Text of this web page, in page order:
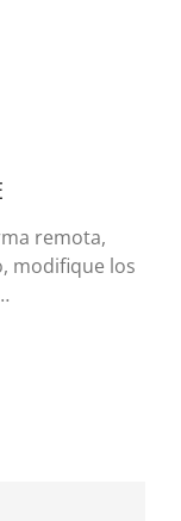
remota,
modifique los